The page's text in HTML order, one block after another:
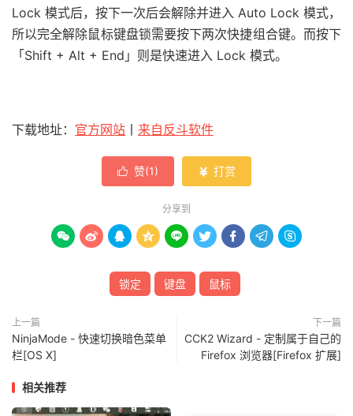
Lock 模式后，按下一次后会解除并进入 Auto Lock 模式，
所以完全解除鼠标键盘锁需要按下两次快捷组合键。而按下
「Shift + Alt + End」则是快速进入 Lock 模式。
下载地址： 官方网站 来自反斗软件
 赞(1)  打赏
分享到
        
锁定 键盘 鼠标
上一篇
NinjaMode - 快速切换暗色菜单
栏[OS X]
下一篇
CCK2 Wizard - 定制属于自己的
Firefox 浏览器[Firefox 扩展]
相关推荐